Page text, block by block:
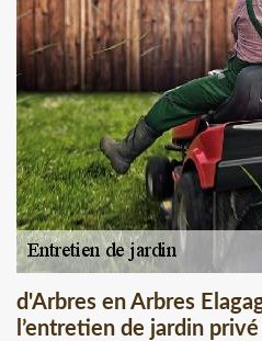
d'Arbres en Arbres
l’entretien de jardin